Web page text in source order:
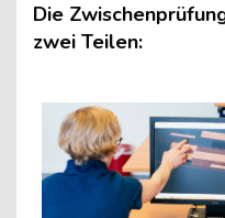
Die
zwei Teilen: